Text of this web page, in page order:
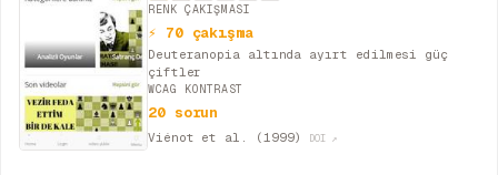
RENK ÇAKIŞMASI
⚡ 70 çakışma
Deuteranopia altında ayırt edilmesi güç
çiftler
WCAG KONTRAST
20 sorun
Viénot et al. (1999) DOI ↗